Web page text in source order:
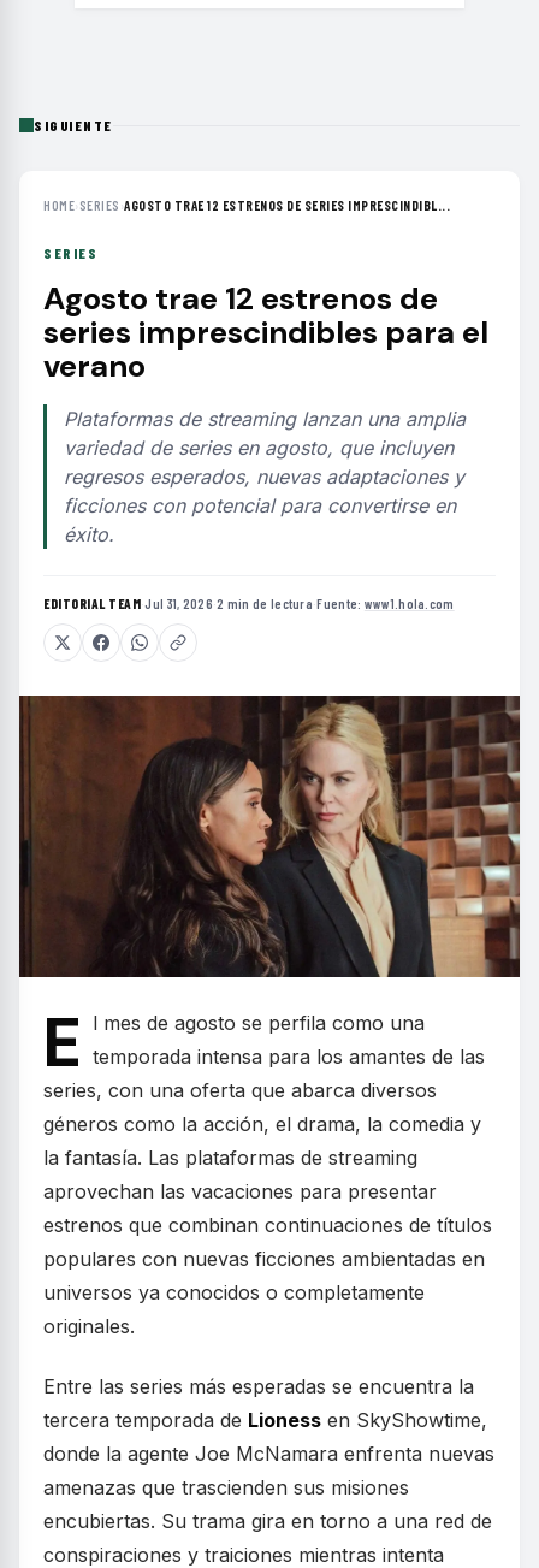
SIGUIENTE
HOME› SERIES ›AGOSTO TRAE 12 ESTRENOS DE SERIES IMPRESCINDIBL...
SERIES
Agosto trae 12 estrenos de
series imprescindibles para el
verano
Plataformas de streaming lanzan una amplia
variedad de series en agosto, que incluyen
regresos esperados, nuevas adaptaciones y
ficciones con potencial para convertirse en
éxito.
EDITORIAL TEAM·Jul 31, 2026·2 min de lectura·Fuente: www1.hola.com
E
l mes de agosto se perfila como una
temporada intensa para los amantes de las
series, con una oferta que abarca diversos
géneros como la acción, el drama, la comedia y
la fantasía. Las plataformas de streaming
aprovechan las vacaciones para presentar
estrenos que combinan continuaciones de títulos
populares con nuevas ficciones ambientadas en
universos ya conocidos o completamente
originales.
Entre las series más esperadas se encuentra la
tercera temporada de Lioness en SkyShowtime,
donde la agente Joe McNamara enfrenta nuevas
amenazas que trascienden sus misiones
encubiertas. Su trama gira en torno a una red de
conspiraciones y traiciones mientras intenta